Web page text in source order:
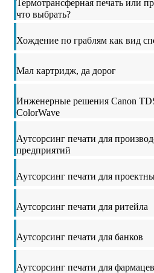
Термотрансферная печать или
что выбрать?
Хождение по граблям как вид
Мал картридж, да дорог
Инженерные решения Canon
ColorWave
Аутсорсинг печати для
предприятий
Аутсорсинг печати для
Аутсорсинг печати для ритейла
Аутсорсинг печати для банков
Аутсорсинг печати для